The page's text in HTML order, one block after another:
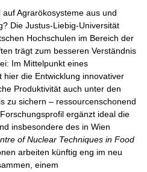
Agrarökosysteme aus und
Die Justus-Liebig-Universität
Hochschulen im Bereich der
trägt zum besseren Verständnis
Im Mittelpunkt eines
die Entwicklung innovativer
Produktivität auch unter den
zu sichern – ressourcenschonend
ergänzt ideal die
insbesondere des in Wien
of Nuclear Techniques in Food
arbeiten künftig eng im neu
einem